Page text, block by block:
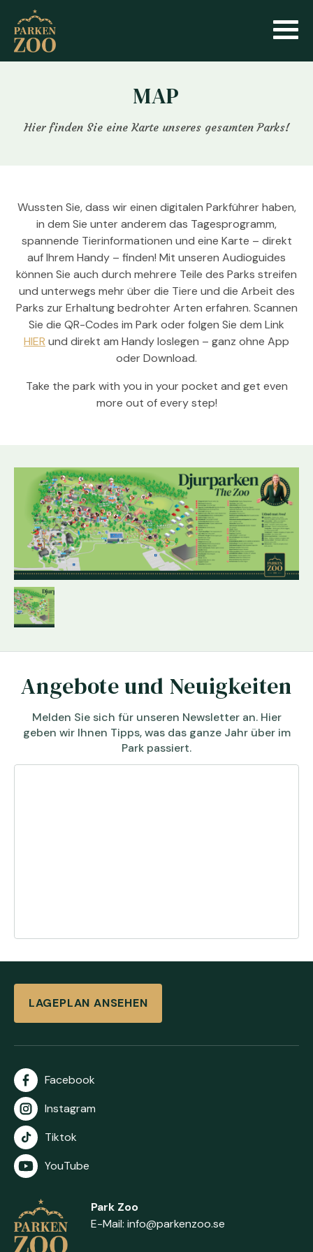
MAP
Hier finden Sie eine Karte unseres gesamten Parks!
Wussten Sie, dass wir einen digitalen Parkführer haben,
in dem Sie unter anderem das Tagesprogramm,
spannende Tierinformationen und eine Karte – direkt
auf Ihrem Handy – finden! Mit unseren Audioguides
können Sie auch durch mehrere Teile des Parks streifen
und unterwegs mehr über die Tiere und die Arbeit des
Parks zur Erhaltung bedrohter Arten erfahren. Scannen
Sie die QR-Codes im Park oder folgen Sie dem Link
HIER und direkt am Handy loslegen – ganz ohne App
oder Download.
Take the park with you in your pocket and get even
more out of every step!
Angebote und Neuigkeiten
Melden Sie sich für unseren Newsletter an. Hier
geben wir Ihnen Tipps, was das ganze Jahr über im
Park passiert.
LAGEPLAN ANSEHEN
Facebook
Instagram
Tiktok
YouTube
Park Zoo
E-Mail: info@parkenzoo.se